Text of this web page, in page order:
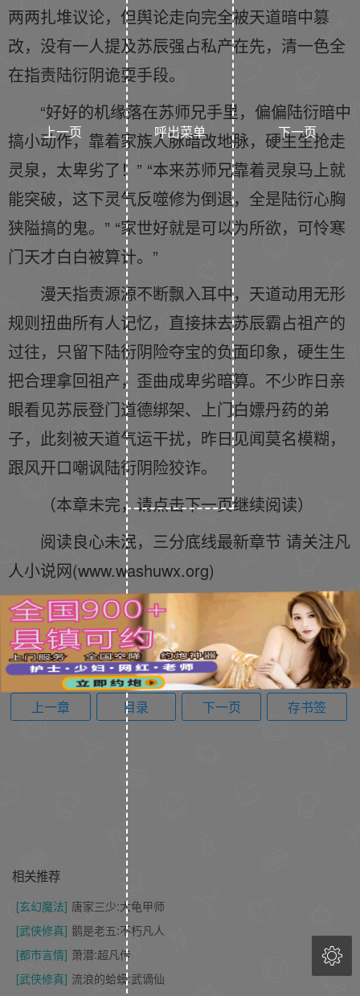
两两扎堆议论，但舆论走向完全被天道暗中篡
改，没有一人提及苏辰强占私产在先，清一色全
在指责陆衍阴诡耍手段。
“好好的机缘落在苏师兄手里，偏偏陆衍暗中
搞小动作，靠着家族人脉暗改地脉，硬生生抢走
灵泉，太卑劣了！” “本来苏师兄靠着灵泉马上就
能突破，这下灵气反噬修为倒退，全是陆衍心胸
狭隘搞的鬼。” “家世好就是可以为所欲，可怜寒
门天才白白被算计。”
漫天指责源源不断飘入耳中，天道动用无形
规则扭曲所有人记忆，直接抹去苏辰霸占祖产的
过往，只留下陆衍阴险夺宝的负面印象，硬生生
把合理拿回祖产，歪曲成卑劣暗算。不少昨日亲
眼看见苏辰登门道德绑架、上门白嫖丹药的弟
子，此刻被天道气运干扰，昨日见闻莫名模糊，
跟风开口嘲讽陆衍阴险狡诈。
（本章未完，请点击下一页继续阅读）
阅读良心未泯，三分底线最新章节 请关注凡
人小说网(www.washuwx.org)
上一章 目录 下一页 存书签
相关推荐
[玄幻魔法] 唐家三少:大龟甲师
[武侠修真] 鹅是老五:不朽凡人
[都市言情] 萧潜:超凡传
[武侠修真] 流浪的蛤蟆:武谪仙

上一页 下一页
呼出菜单